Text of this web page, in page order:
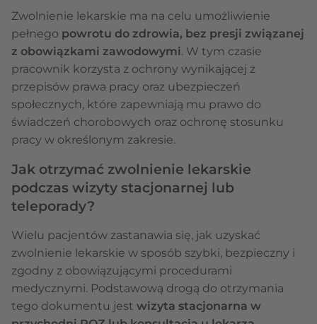
Zwolnienie lekarskie ma na celu umożliwienie
pełnego powrotu do zdrowia, bez presji związanej
z obowiązkami zawodowymi. W tym czasie
pracownik korzysta z ochrony wynikającej z
przepisów prawa pracy oraz ubezpieczeń
społecznych, które zapewniają mu prawo do
świadczeń chorobowych oraz ochronę stosunku
pracy w określonym zakresie.
Jak otrzymać zwolnienie lekarskie
podczas wizyty stacjonarnej lub
teleporady?
Wielu pacjentów zastanawia się, jak uzyskać
zwolnienie lekarskie w sposób szybki, bezpieczny i
zgodny z obowiązującymi procedurami
medycznymi. Podstawową drogą do otrzymania
tego dokumentu jest wizyta stacjonarna w